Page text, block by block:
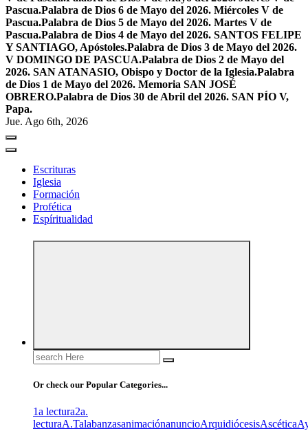
Pascua.Palabra de Dios 6 de Mayo del 2026. Miércoles V de
Pascua.Palabra de Dios 5 de Mayo del 2026. Martes V de
Pascua.Palabra de Dios 4 de Mayo del 2026. SANTOS FELIPE
Y SANTIAGO, Apóstoles.Palabra de Dios 3 de Mayo del 2026.
V DOMINGO DE PASCUA.Palabra de Dios 2 de Mayo del
2026. SAN ATANASIO, Obispo y Doctor de la Iglesia.Palabra
de Dios 1 de Mayo del 2026. Memoria SAN JOSÉ
OBRERO.Palabra de Dios 30 de Abril del 2026. SAN PÍO V,
Papa.
Jue. Ago 6th, 2026
Escrituras
Iglesia
Formación
Profética
Espíritualidad
Search
for:
Or check our Popular Categories...
1a lectura2a.
lecturaA.TalabanzasanimaciónanuncioArquidiócesisAscética